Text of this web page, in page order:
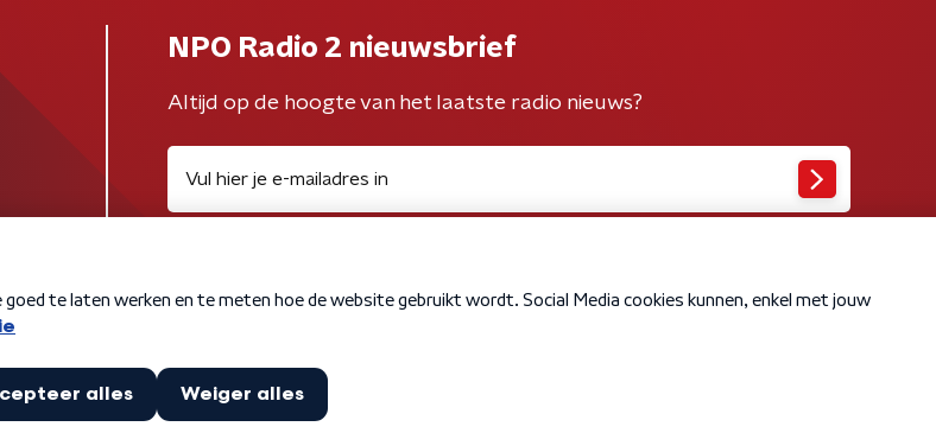
NPO Radio 2 nieuwsbrief
Altijd op de hoogte van het laatste radio nieuws?